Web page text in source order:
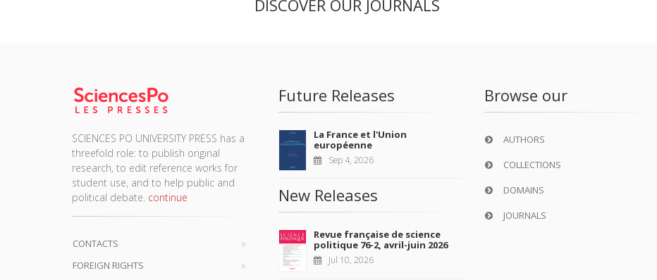
DISCOVER OUR JOURNALS
SCIENCES PO UNIVERSITY PRESS has a
threefold role: to publish original
research, to edit reference works for
student use, and to help public and
political debate. continue
CONTACTS
FOREIGN RIGHTS
Future Releases
La France et l'Union
européenne
Sep 4, 2026
New Releases
Revue française de science
politique 76-2, avril-juin 2026
Jul 10, 2026
Browse our
AUTHORS
COLLECTIONS
DOMAINS
JOURNALS